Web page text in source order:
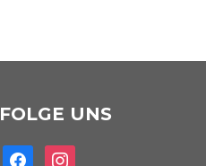
FOLGE UNS
facebookinstagram